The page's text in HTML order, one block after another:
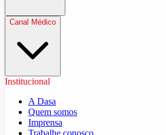
Canal Médico
Institucional
A Dasa
Quem somos
Imprensa
Trabalhe conosco